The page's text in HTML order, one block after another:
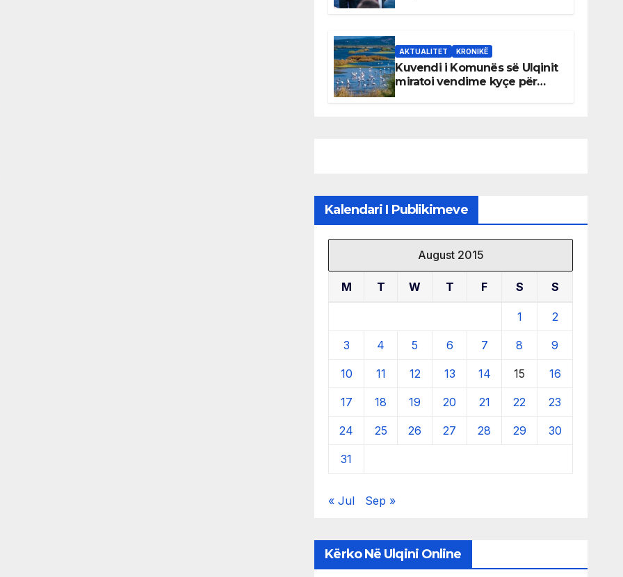
AKTUALITET KRONIKË
Kuvendi i Komunës së Ulqinit
miratoi vendime kyçe për
Kalendari I Publikimeve
August 2015
M T W T F S S
1 2
3 4 5 6 7 8 9
10 11 12 13 14 15 16
17 18 19 20 21 22 23
24 25 26 27 28 29 30
31
« Jul Sep »
Kërko Në Ulqini Online